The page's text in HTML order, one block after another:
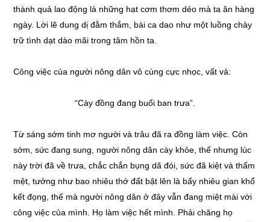
thành quả lao động là những hạt cơm thơm dẻo mà ta ăn hàng
ngày. Lời lẽ dung dị đằm thắm, bài ca dao như một luồng chảy
trữ tình dạt dào mãi trong tâm hồn ta.
Công việc của người nông dân vô cùng cực nhọc, vất vả:
“Cày đồng đang buổi ban trưa”.
Từ sáng sớm tinh mơ người và trâu đã ra đồng làm việc. Còn
sớm, sức đang sung, người nông dân cày khỏe, thế nhưng lúc
này trời đã về trưa, chắc chắn bụng dã đói, sức đã kiệt và thấm
mệt, tưởng như bao nhiêu thớ đất bật lên là bấy nhiêu gian khổ
kết đọng, thế mà người nông dân ở đây vẫn đang miệt mài với
công việc của mình. Họ làm việc hết mình. Phải chăng họ